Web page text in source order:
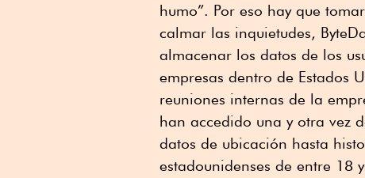
humo”. Por eso hay que
calmar las inquietudes,
almacenar los datos de los
empresas dentro de Estados
reuniones internas de la
han accedido una y otra vez
datos de ubicación hasta
estadounidenses de entre 18